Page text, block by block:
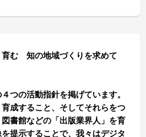
育む 知の地域づくりを求めて
つの活動指針を掲げています。
成すること、そしてそれらをつ
書館などの「出版業界人」を育
提示することで、我々はデジタ